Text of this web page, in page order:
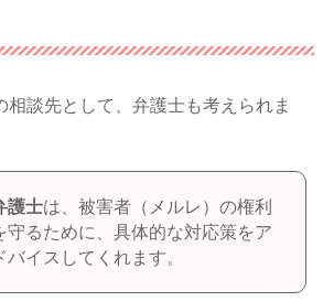
相談先として、弁護士も考えられま
護士は、被害者（メルレ）の権利
守るために、具体的な対応策をア
バイスしてくれます。